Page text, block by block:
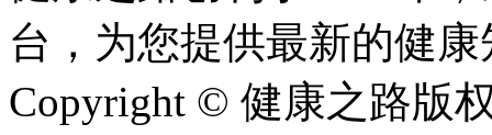
台，为您提供最新的健康
Copyright © 健康之路版